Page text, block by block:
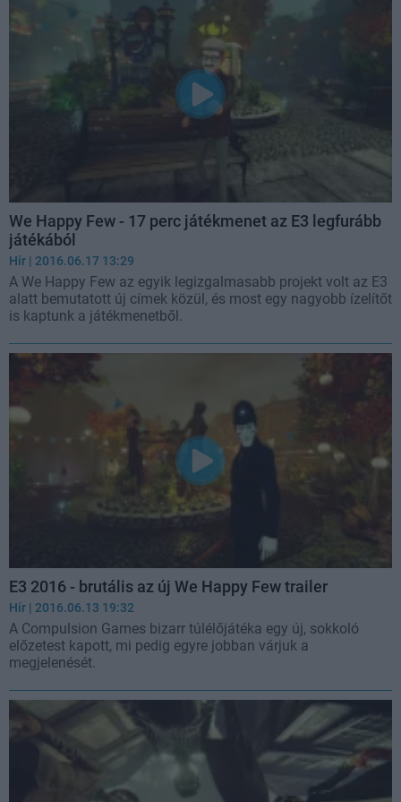
We Happy Few - 17 perc játékmenet az E3 legfurább
játékából
Hír | 2016.06.17 13:29
A We Happy Few az egyik legizgalmasabb projekt volt az E3
alatt bemutatott új címek közül, és most egy nagyobb ízelítőt
is kaptunk a játékmenetből.
E3 2016 - brutális az új We Happy Few trailer
Hír | 2016.06.13 19:32
A Compulsion Games bizarr túlélőjátéka egy új, sokkoló
előzetest kapott, mi pedig egyre jobban várjuk a
megjelenését.